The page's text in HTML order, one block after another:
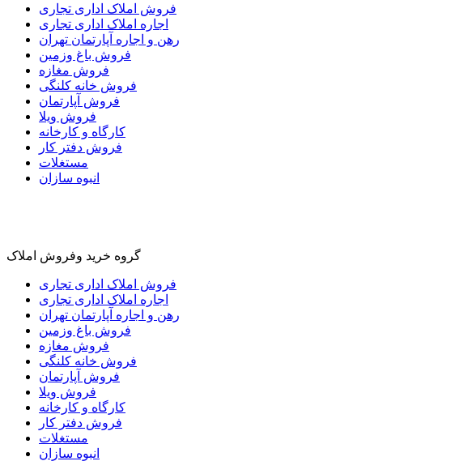
فروش املاک اداری تجاری
اجاره املاک اداری تجاری
رهن و اجاره آپارتمان تهران
فروش باغ وزمین
فروش مغازه
فروش خانه کلنگی
فروش آپارتمان
فروش ویلا
کارگاه و کارخانه
فروش دفتر کار
مستغلات
انبوه سازان
گروه خرید وفروش املاک
فروش املاک اداری تجاری
اجاره املاک اداری تجاری
رهن و اجاره آپارتمان تهران
فروش باغ وزمین
فروش مغازه
فروش خانه کلنگی
فروش آپارتمان
فروش ویلا
کارگاه و کارخانه
فروش دفتر کار
مستغلات
انبوه سازان